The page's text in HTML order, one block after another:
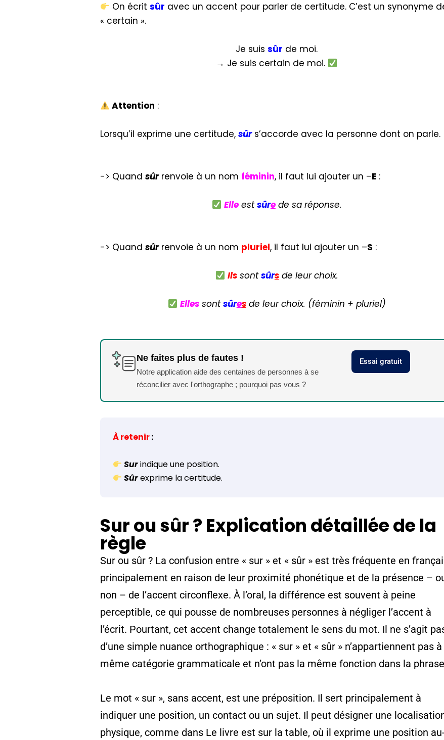
On écritsûr avec un accent pour parler de certitude. C’est un synonyme
« certain ».
Je suissûr de moi.
→ Je suis certain de moi.
Attention :
Lorsqu’il exprime une certitude,sûrs’accorde avec la personne dont on parle.
-> Quandsûrrenvoie à un nom féminin, il faut lui ajouter un –E :
Elleestsûrede sa réponse.
-> Quandsûrrenvoie à un nom pluriel, il faut lui ajouter un –S :
Ilssontsûrsde leur choix.
Ellessontsûresde leur choix. (féminin + pluriel)
Ne faites plus de fautes !
Notre application aide des centaines de personnes à se
réconcilier avec l'orthographe ; pourquoi pas vous ?
Essai gratuit
À retenir:
Surindique une position.
Sûrexprime la certitude.
Sur ou sûr ? Explication détaillée de la
règle
Sur ou sûr ? La confusion entre « sur » et « sûr » est très fréquente en
principalement en raison de leur proximité phonétique et de la présence –
non – de l’accent circonflexe. À l’oral, la différence est souvent à peine
perceptible, ce qui pousse de nombreuses personnes à négliger l’accent à
l’écrit. Pourtant, cet accent change totalement le sens du mot. Il ne s’agit
d’une simple nuance orthographique : « sur » et « sûr » n’appartiennent pas à
même catégorie grammaticale et n’ont pas la même fonction dans la
Le mot « sur », sans accent, est une préposition. Il sert principalement à
indiquer une position, un contact ou un sujet. Il peut désigner une
physique, comme dans Le livre est sur la table, où il exprime une position